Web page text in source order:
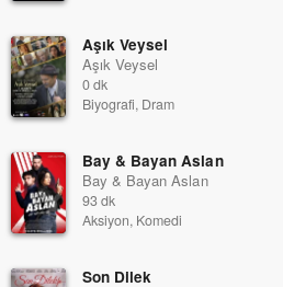
Aşık Veysel
Aşık Veysel
0 dk
Biyografi, Dram
Bay & Bayan Aslan
Bay & Bayan Aslan
93 dk
Aksiyon, Komedi
Son Dilek